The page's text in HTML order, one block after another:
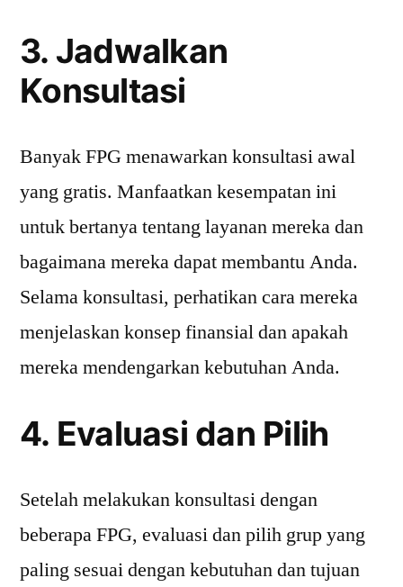
3. Jadwalkan
Konsultasi
Banyak FPG menawarkan konsultasi awal
yang gratis. Manfaatkan kesempatan ini
untuk bertanya tentang layanan mereka dan
bagaimana mereka dapat membantu Anda.
Selama konsultasi, perhatikan cara mereka
menjelaskan konsep finansial dan apakah
mereka mendengarkan kebutuhan Anda.
4. Evaluasi dan Pilih
Setelah melakukan konsultasi dengan
beberapa FPG, evaluasi dan pilih grup yang
paling sesuai dengan kebutuhan dan tujuan